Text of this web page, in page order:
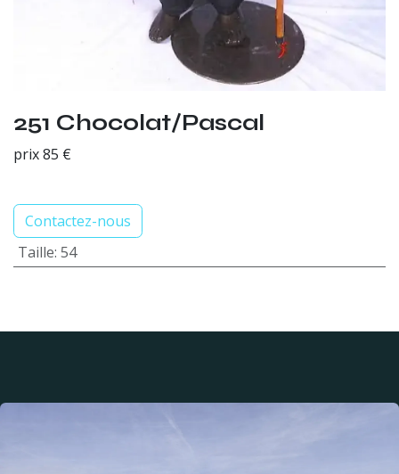
251 Chocolat/Pascal
prix 85 €
Contactez-nous
Taille: 54